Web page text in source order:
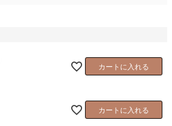
カートに入れる
カートに入れる